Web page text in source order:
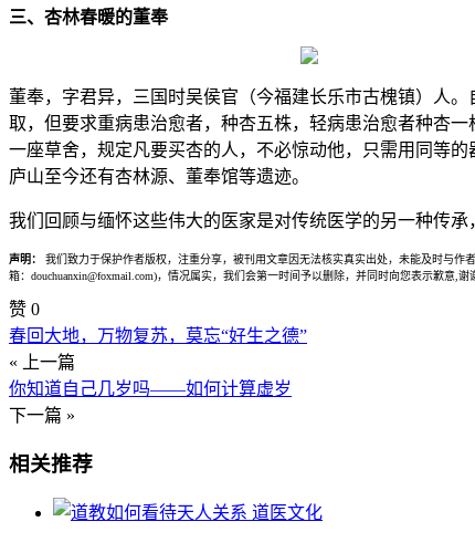
三、杏林春暖的董奉
董奉，字君异，三国时吴侯官（今福建长乐市古槐镇）人
取，但要求重病患治愈者，种杏五株，轻病患治愈者种杏
一座草舍，规定凡要买杏的人，不必惊动他，只需用同等
庐山至今还有杏林源、董奉馆等遗迹。
我们回顾与缅怀这些伟大的医家是对传统医学的另一种传
声明：
我们致力于保护作者版权，注重分享，被刊用文章因无法核实真实出处，未能及时与
箱：douchuanxin@foxmail.com)，情况属实，我们会第一时间予以删除，并同时向您表示歉意,谢
赞 0
春回大地，万物复苏，莫忘“好生之德”
« 上一篇
你知道自己几岁吗——如何计算虚岁
下一篇 »
相关推荐
道医文化